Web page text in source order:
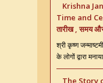
Krishna
Time and
तारीख , समय
श्री कृष्ण
के लोगों द्वारा
The Story